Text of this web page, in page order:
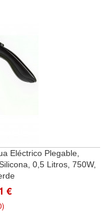
Eléctrico Plegable,
0,5 Litros, 750W,
€